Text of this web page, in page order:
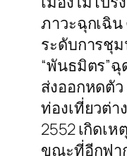
ภาวะฉุกเฉิ
ระดับการชุ
“พันธมิตร”ฉุ
ส่งออกหดตั
ท่องเที่ยวต่
2552 เกิดเ
ขณะที่อีกฟา